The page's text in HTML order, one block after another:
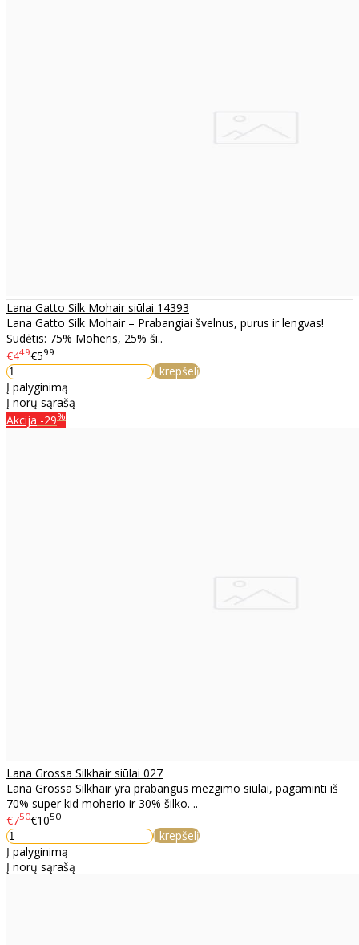
Lana Gatto Silk Mohair siūlai 14393
Lana Gatto Silk Mohair – Prabangiai švelnus, purus ir lengvas!
Sudėtis: 75% Moheris, 25% ši..
€449€599
Į krepšelį
Į palyginimą
Į norų sąrašą
Akcija -29%
Lana Grossa Silkhair siūlai 027
Lana Grossa Silkhair yra prabangūs mezgimo siūlai, pagaminti iš
70% super kid moherio ir 30% šilko. ..
€750€1050
Į krepšelį
Į palyginimą
Į norų sąrašą